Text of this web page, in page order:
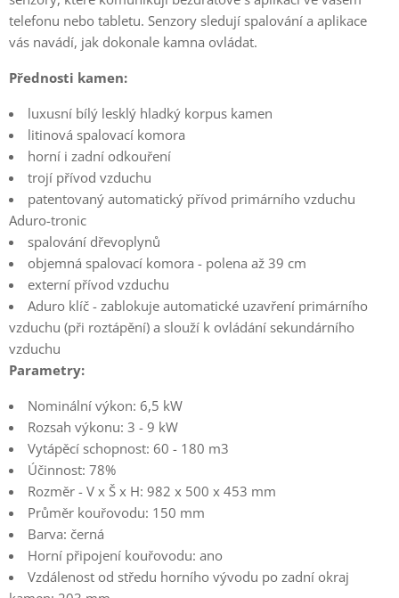
telefonu nebo tabletu. Senzory sledují spalování a aplikace
vás navádí, jak dokonale kamna ovládat.
Přednosti kamen:
luxusní bílý lesklý hladký korpus kamen
litinová spalovací komora
horní i zadní odkouření
trojí přívod vzduchu
patentovaný automatický přívod primárního vzduchu
Aduro-tronic
spalování dřevoplynů
objemná spalovací komora - polena až 39 cm
externí přívod vzduchu
Aduro klíč - zablokuje automatické uzavření primárního
vzduchu (při roztápění) a slouží k ovládání sekundárního
vzduchu
Parametry:
Nominální výkon: 6,5 kW
Rozsah výkonu: 3 - 9 kW
Vytápěcí schopnost: 60 - 180 m3
Účinnost: 78%
Rozměr - V x Š x H: 982 x 500 x 453 mm
Průměr kouřovodu: 150 mm
Barva: černá
Horní připojení kouřovodu: ano
Vzdálenost od středu horního vývodu po zadní okraj